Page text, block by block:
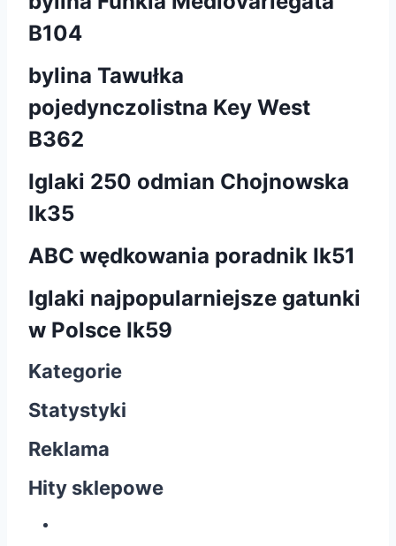
B104
bylina Tawułka
pojedynczolistna Key West
B362
Iglaki 250 odmian Chojnowska
Ik35
ABC wędkowania poradnik Ik51
Iglaki najpopularniejsze gatunki
w Polsce Ik59
Kategorie
Statystyki
Reklama
Hity sklepowe